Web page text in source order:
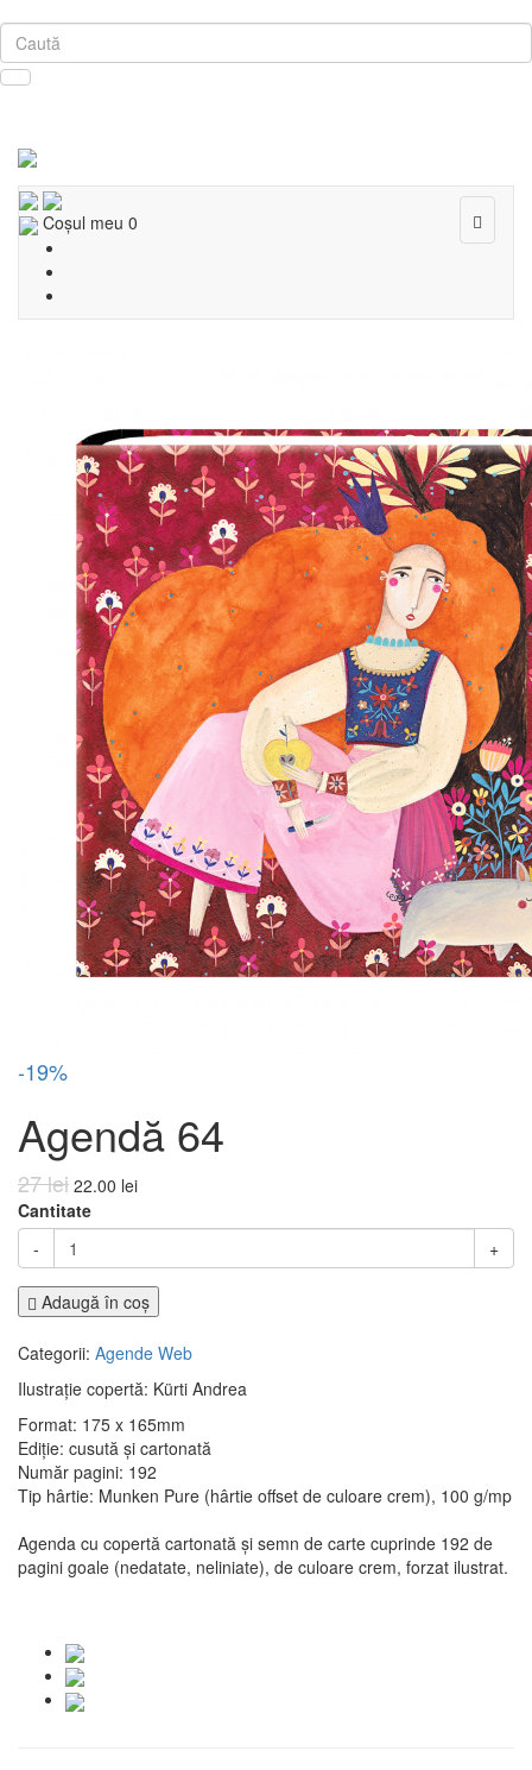
Toggle
Coşul meu 0
-19%
Agendă 64
27 lei 22.00 lei
Cantitate
-
+
Adaugă în coş
Categorii: Agende Web
Ilustrație copertă: Kürti Andrea
Format: 175 x 165mm
Ediție: cusută și cartonată
Număr pagini: 192
Tip hârtie: Munken Pure (hârtie offset de culoare crem), 100 g/mp
Agenda cu copertă cartonată și semn de carte cuprinde 192 de
pagini goale (nedatate, neliniate), de culoare crem, forzat ilustrat.